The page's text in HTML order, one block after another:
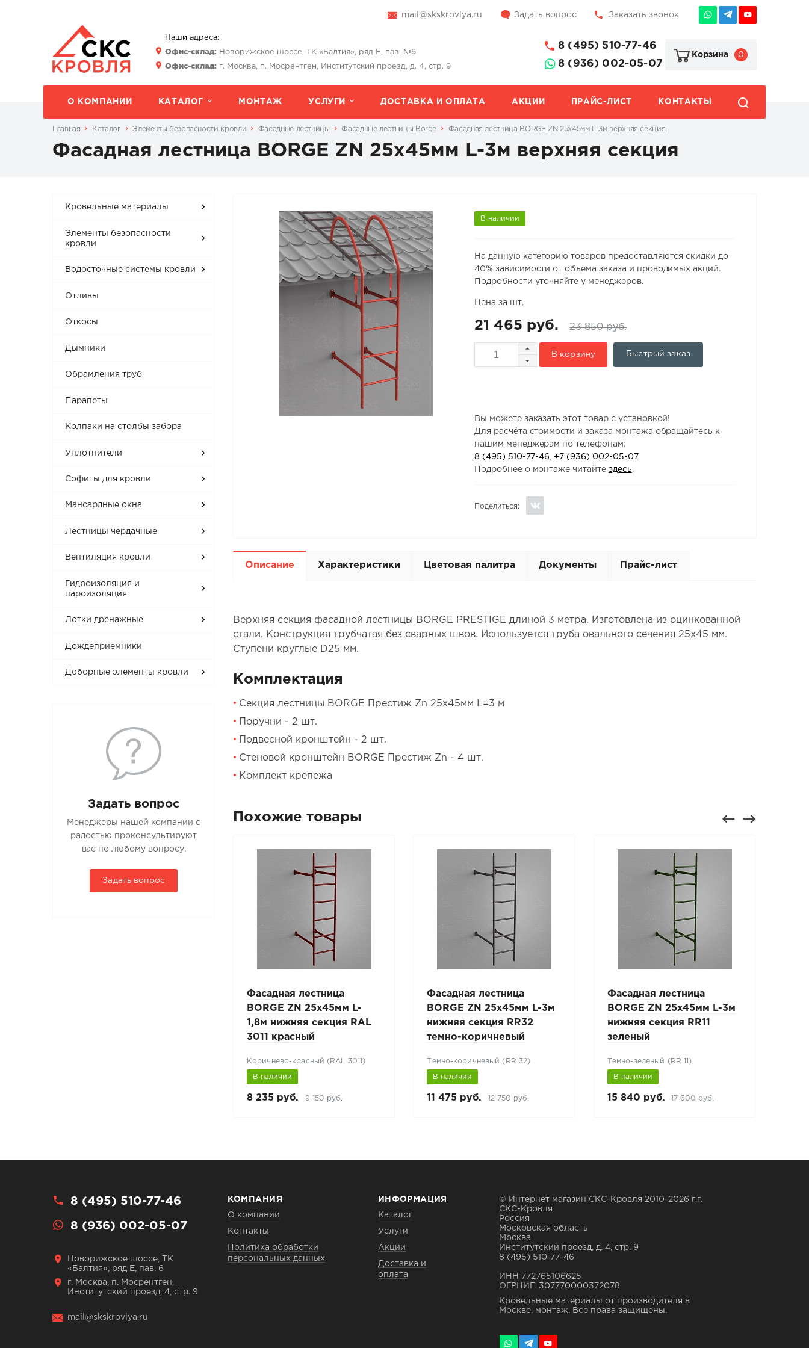
mail@skskrovlya.ru Задать вопрос Заказать звонок
Наши адреса:
Офис-склад:Новорижское шоссе, ТК «Балтия», ряд Е, пав. №6
Офис-склад:г. Москва, п. Мосрентген, Институтский проезд, д. 4, стр. 9
8 (495) 510-77-46
8 (936) 002-05-07
Корзина 0
О КОМПАНИИ КАТАЛОГ МОНТАЖ УСЛУГИ ДОСТАВКА И ОПЛАТА АКЦИИ ПРАЙС-ЛИСТ КОНТАКТЫ
Главная Каталог Элементы безопасности кровли Фасадные лестницы Фасадные лестницы Borge Фасадная лестница BORGE ZN 25х45мм L-3м верхняя секция
Фасадная лестница BORGE ZN 25х45мм L-3м верхняя секция
Кровельные материалы
Элементы безопасности
кровли
Водосточные системы кровли
Отливы
Откосы
Дымники
Обрамления труб
Парапеты
Колпаки на столбы забора
Уплотнители
Софиты для кровли
Мансардные окна
Лестницы чердачные
Вентиляция кровли
Гидроизоляция и
пароизоляция
Лотки дренажные
Дождеприемники
Доборные элементы кровли
Задать вопрос
Менеджеры нашей компании с
радостью проконсультируют
вас по любому вопросу.
Задать вопрос
В наличии
На данную категорию товаров предоставляются скидки до
40% зависимости от объема заказа и проводимых акций.
Подробности уточняйте у менеджеров.
Цена за шт.
21 465 руб. 23 850 руб.
В корзину Быстрый заказ
Вы можете заказать этот товар с установкой!
Для расчёта стоимости и заказа монтажа обращайтесь к
нашим менеджерам по телефонам:
8 (495) 510-77-46
+7 (936) 002-05-07
Подробнее о монтаже читайте здесь.
Поделиться:
Описание Характеристики Цветовая палитра Документы Прайс-лист
Верхняя секция фасадной лестницы BORGE PRESTIGE длиной 3 метра. Изготовлена из оцинкованной
стали. Конструкция трубчатая без сварных швов. Используется труба овального сечения 25x45 мм.
Ступени круглые D25 мм.
Комплектация
Секция лестницы BORGE Престиж Zn 25х45мм L=3 м
Поручни - 2 шт.
Подвесной кронштейн - 2 шт.
Стеновой кронштейн BORGE Престиж Zn - 4 шт.
Комплект крепежа
Похожие товары
Фасадная лестница
BORGE ZN 25x45мм L-
1,8м нижняя секция RAL
3011 красный
Коричнево-красный (RAL 3011)
В наличии
8 235 руб. 9 150 руб.
Фасадная лестница
BORGE ZN 25х45мм L-3м
нижняя секция RR32
темно-коричневый
Темно-коричневый (RR 32)
В наличии
11 475 руб. 12 750 руб.
Фасадная лестница
BORGE ZN 25х45мм L-3м
нижняя секция RR11
зеленый
Темно-зеленый (RR 11)
В наличии
15 840 руб. 17 600 руб.
8 (495) 510-77-46
8 (936) 002-05-07
Новорижское шоссе, ТК
«Балтия», ряд Е, пав. 6
г. Москва, п. Мосрентген,
Институтский проезд, 4, стр. 9
mail@skskrovlya.ru
КОМПАНИЯ
О компании
Контакты
Политика обработки
персональных данных
ИНФОРМАЦИЯ
Каталог
Услуги
Акции
Доставка и
оплата
© Интернет магазин СКС-Кровля 2010-2026 г.г.
СКС-Кровля
Россия
Московская область
Москва
Институтский проезд, д. 4, стр. 9
8 (495) 510-77-46
ИНН 772765106625
ОГРНИП 307770000372078
Кровельные материалы от производителя в
Москве, монтаж. Все права защищены.